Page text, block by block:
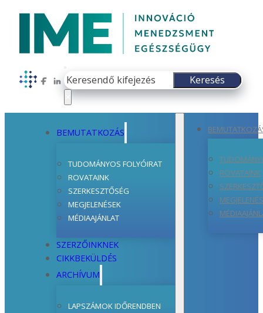
Follow us on Facebook
Follow us on LinkedIn
Keresés
Keresés
BEMUTATKOZÁS
TUDOMÁNYOS FOLYÓIRAT
ROVATAINK
SZERKESZTŐSÉG
MEGJELENÉSEK
MÉDIAAJÁNLAT
SZERZŐINKNEK
CIKKBEKÜLDÉS
ARCHÍVUM
LAPSZÁMOK IDŐRENDBEN
ROVATAINK